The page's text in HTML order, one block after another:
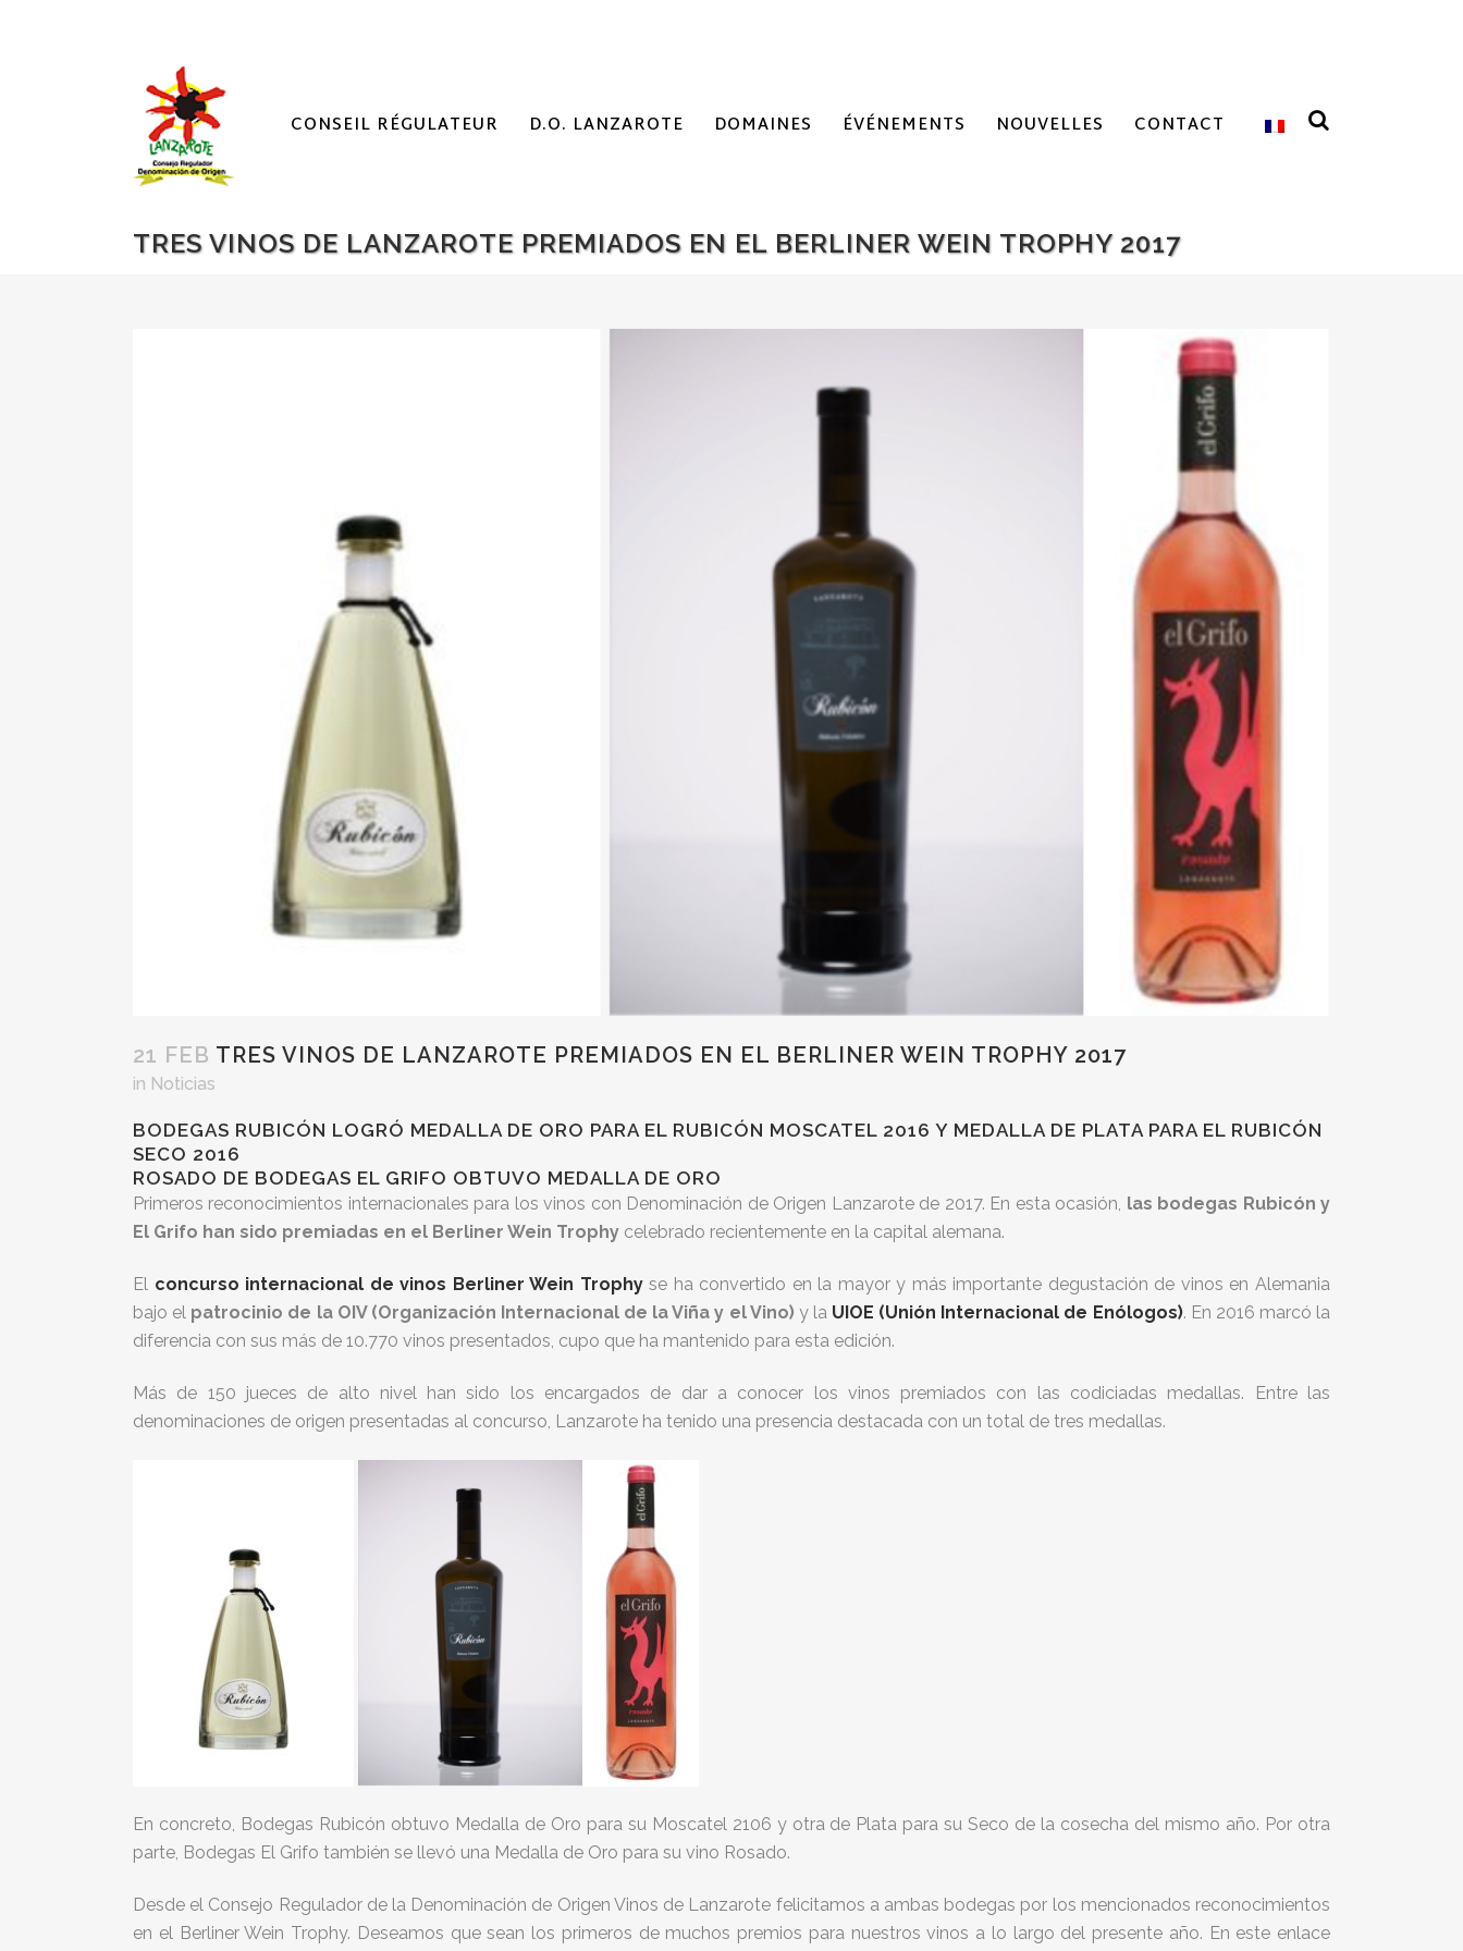
CONSEIL RÉGULATEUR D.O. LANZAROTE DOMAINES ÉVÉNEMENTS NOUVELLES CONTACT
TRES VINOS DE LANZAROTE PREMIADOS EN EL BERLINER WEIN TROPHY 2017
21 FEB TRES VINOS DE LANZAROTE PREMIADOS EN EL BERLINER WEIN TROPHY 2017
in Noticias
BODEGAS RUBICÓN LOGRÓ MEDALLA DE ORO PARA EL RUBICÓN MOSCATEL 2016 Y MEDALLA DE PLATA PARA EL RUBICÓN
SECO 2016
ROSADO DE BODEGAS EL GRIFO OBTUVO MEDALLA DE ORO
Primeros reconocimientos internacionales para los vinos con Denominación de Origen Lanzarote de 2017. En esta ocasión, las bodegas Rubicón y
El Grifo han sido premiadas en el Berliner Wein Trophy celebrado recientemente en la capital alemana.
El concurso internacional de vinos Berliner Wein Trophyse ha convertido en la mayor y más importante degustación de vinos en Alemania
bajo el patrocinio de la OIV (Organización Internacional de la Viña y el Vino) y la UIOE (Unión Internacional de Enólogos). En 2016 marcó la
diferencia con sus más de 10.770 vinos presentados, cupo que ha mantenido para esta edición.
Más de 150 jueces de alto nivel han sido los encargados de dar a conocer los vinos premiados con las codiciadas medallas. Entre las
denominaciones de origen presentadas al concurso, Lanzarote ha tenido una presencia destacada con un total de tres medallas.
En concreto, Bodegas Rubicón obtuvo Medalla de Oro para su Moscatel 2106 y otra de Plata para su Seco de la cosecha del mismo año. Por otra
parte, Bodegas El Grifo también se llevó una Medalla de Oro para su vino Rosado.
Desde el Consejo Regulador de la Denominación de Origen Vinos de Lanzarote felicitamos a ambas bodegas por los mencionados reconocimientos
en el Berliner Wein Trophy. Deseamos que sean los primeros de muchos premios para nuestros vinos a lo largo del presente año. En este enlace